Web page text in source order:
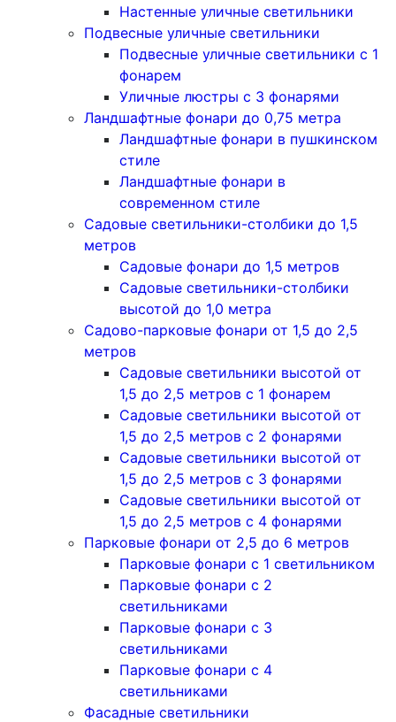
Настенные уличные светильники
Подвесные уличные светильники
Подвесные уличные светильники с 1
фонарем
Уличные люстры с 3 фонарями
Ландшафтные фонари до 0,75 метра
Ландшафтные фонари в пушкинском
стиле
Ландшафтные фонари в
современном стиле
Садовые светильники-столбики до 1,5
метров
Садовые фонари до 1,5 метров
Садовые светильники-столбики
высотой до 1,0 метра
Садово-парковые фонари от 1,5 до 2,5
метров
Садовые светильники высотой от
1,5 до 2,5 метров с 1 фонарем
Садовые светильники высотой от
1,5 до 2,5 метров с 2 фонарями
Садовые светильники высотой от
1,5 до 2,5 метров с 3 фонарями
Садовые светильники высотой от
1,5 до 2,5 метров с 4 фонарями
Парковые фонари от 2,5 до 6 метров
Парковые фонари с 1 светильником
Парковые фонари с 2
светильниками
Парковые фонари с 3
светильниками
Парковые фонари с 4
светильниками
Фасадные светильники